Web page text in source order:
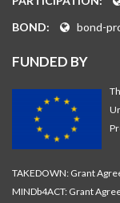
BOND:
bond-
FUNDED BY
TAKEDOWN: Grant
MINDb4ACT: Grant